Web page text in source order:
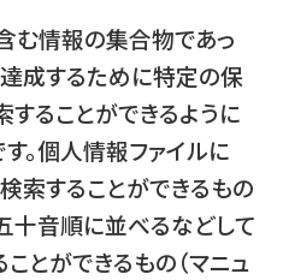
む情報の集合物であっ
成するために特定の保
ることができるように
。個人情報ファイルに
索することができるもの
五十音順に並べるなどして
とができるもの（マニュ